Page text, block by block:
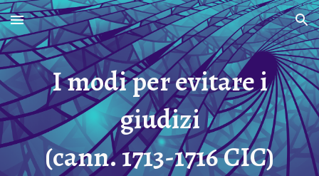
Skip to main content Skip to navigation
Imodi per evitare i
giudizi
(cann. 1713-1716 CIC)